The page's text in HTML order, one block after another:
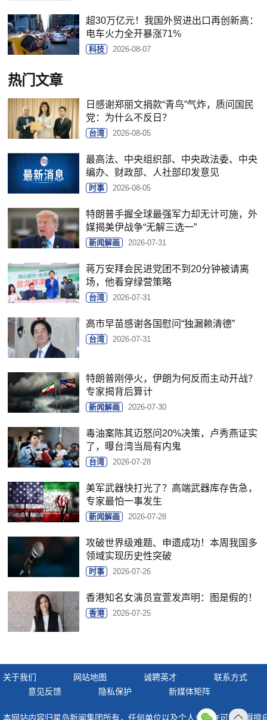
超30万亿元！我国外贸进出口再创新高：
电车火力全开暴涨71%
科技 2026-08-07
热门文章
日感谢郑丽文捐款“青鸟”气炸，质问国民
党：为什么不反日？
台湾 2026-08-05
最高法、中央组织部、中央政法委、中央
编办、财政部、人社部印发意见
时事 2026-08-05
特朗普手握全球最强军力却无计可施，外
媒揭美伊战争“无解三选一”
新闻解画 2026-07-31
蒋万安拜会民进党团不到20分钟被请离
场，他看穿绿营策略
台湾 2026-07-31
高市早苗感谢各国慰问“独漏赖清德”
台湾 2026-07-31
特朗普刚停火，伊朗为何反而主动开战？
专家揭背后算计
新闻解画 2026-07-30
毒油案陈其迈怒问20%决策，卢秀燕证实
了，曝台湾当局有内鬼
台湾 2026-07-28
美军武器快打光了？高端武器库存告急，
专家最怕一事发生
新闻解画 2026-07-28
攻破世界级难题、申遗成功！本周我国多
领域实现历史性突破
时事 2026-07-26
香港知名女演员宣萱发声明：图是假的！
香港 2026-07-25
关于我们 网站地图 诚聘英才
联系方式
意见反馈
隐私保护 新媒体矩阵
本网站内容归星岛新闻集团所有，任何单位以及个人未经许可，不得擅